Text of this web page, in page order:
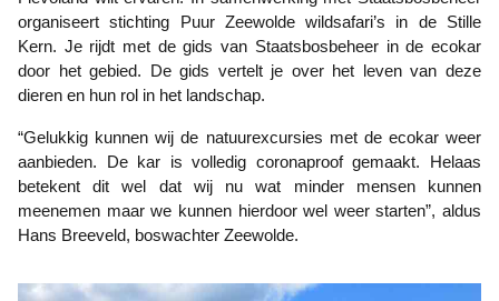
organiseert stichting Puur Zeewolde wildsafari’s in de Stille
Kern. Je rijdt met de gids van Staatsbosbeheer in de ecokar
door het gebied. De gids vertelt je over het leven van deze
dieren en hun rol in het landschap.
“Gelukkig kunnen wij de natuurexcursies met de ecokar weer
aanbieden. De kar is volledig coronaproof gemaakt. Helaas
betekent dit wel dat wij nu wat minder mensen kunnen
meenemen maar we kunnen hierdoor wel weer starten”, aldus
Hans Breeveld, boswachter Zeewolde.